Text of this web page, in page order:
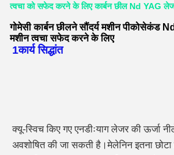
त्वचा को सफेद करने के लिए कार्बन छील Nd YAG
गोमेसी कार्बन छीलने सौंदर्य मशीन पीकोसेकंड
मशीन त्वचा सफेद करने के लिए
1कार्य सिद्धांत
क्यू-स्विच किए गए एनडीःयाग लेजर की ऊर्जा
अवशोषित की जा सकती है।मेलेनिन इतना छोटा